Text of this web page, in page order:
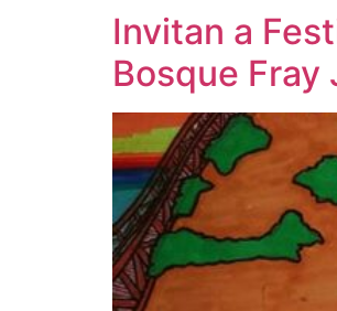
Invitan a
Bosque Fray